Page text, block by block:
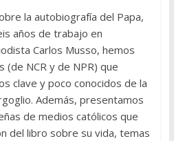
la autobiografía del Papa,
años de trabajo en
Carlos Musso, hemos
(de NCR y de NPR) que
clave y poco conocidos de la
Además, presentamos
de medios católicos que
del libro sobre su vida, temas